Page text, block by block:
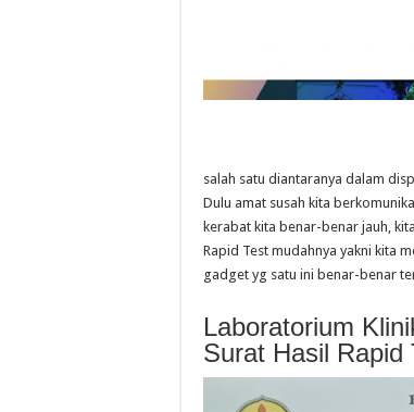
salah satu diantaranya dalam
Dulu amat susah kita
kerabat kita benar-benar jauh,
Rapid Test mudahnya yakni kita
gadget yg satu ini benar-benar
Laboratorium
Surat Hasil Rapid